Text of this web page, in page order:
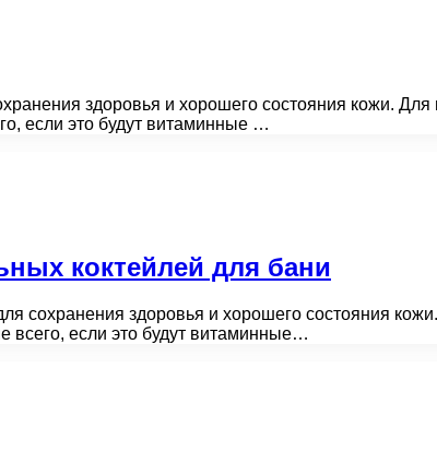
здоровья и хорошего состояния кожи.
если это будут витаминные …
коктейлей для бани
сохранения здоровья и хорошего состояния
всего, если это будут витаминные…